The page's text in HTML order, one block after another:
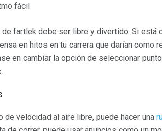
fácil
fartlek debe ser libre y divertido. Si está
en hitos en tu carrera que darían como
en cambiar la opción de seleccionar
velocidad al aire libre, puede hacer una